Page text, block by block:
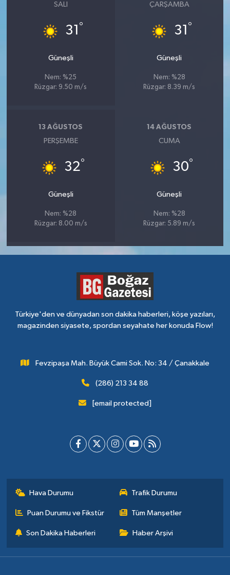
SALI
31 °
Güneşli
Nem: %25
Rüzgar: 9.50 m/s
ÇARŞAMBA
31 °
Güneşli
Nem: %28
Rüzgar: 8.39 m/s
13 AĞUSTOS
PERŞEMBE
32°
Güneşli
Nem: %28
Rüzgar: 8.00 m/s
14 AĞUSTOS
CUMA
30°
Güneşli
Nem: %28
Rüzgar: 5.89 m/s
Türkiye'den ve dünyadan son dakika haberleri, köşe yazıları,
magazinden siyasete, spordan seyahate her konuda Flow!
Fevzipaşa Mah. Büyük Cami Sok. No: 34 / Çanakkale
(286) 213 34 88
[email protected]
Hava Durumu Trafik Durumu
Puan Durumu ve Fikstür Tüm Manşetler
Son Dakika Haberleri Haber Arşivi